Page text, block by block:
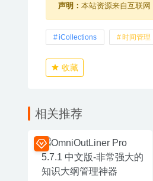
声明： 本站资源来自互联
iCollections 时间管理
收藏
相关推荐